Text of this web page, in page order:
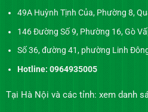
49A Huỳnh Tịnh Của, Phường 8,
146 Đường Số 9, Phường 16, Gò
Số 36, đường 41, phường Linh
Hotline: 0964935005
Tại Hà Nội và các tỉnh: xem danh